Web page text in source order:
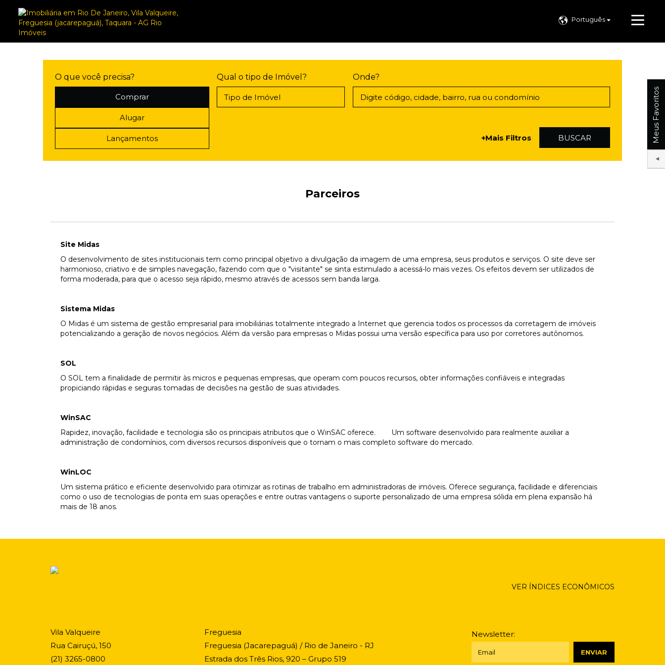
Português
O que você precisa?
Comprar
Alugar
Lançamentos
Qual o tipo de Imóvel? Onde?
+Mais Filtros BUSCAR
Parceiros
Site Midas
O desenvolvimento de sites institucionais tem como principal objetivo a divulgação da imagem de uma empresa, seus produtos e serviços. O site deve ser
harmonioso, criativo e de simples navegação, fazendo com que o "visitante" se sinta estimulado a acessá-lo mais vezes. Os efeitos devem ser utilizados de
forma moderada, para que o acesso seja rápido, mesmo através de acessos sem banda larga.
Sistema Midas
O Midas é um sistema de gestão empresarial para imobiliárias totalmente integrado a Internet que gerencia todos os processos da corretagem de imóveis
potencializando a geração de novos negócios. Além da versão para empresas o Midas possui uma versão específica para uso por corretores autônomos.
SOL
O SOL tem a finalidade de permitir às micros e pequenas empresas, que operam com poucos recursos, obter informações confiáveis e integradas
propiciando rápidas e seguras tomadas de decisões na gestão de suas atividades.
WinSAC
Rapidez, inovação, facilidade e tecnologia são os principais atributos que o WinSAC oferece. Um software desenvolvido para realmente auxiliar a
administração de condomínios, com diversos recursos disponíveis que o tornam o mais completo software do mercado.
WinLOC
Um sistema prático e eficiente desenvolvido para otimizar as rotinas de trabalho em administradoras de imóveis. Oferece segurança, facilidade e diferenciais
como o uso de tecnologias de ponta em suas operações e entre outras vantagens o suporte personalizado de uma empresa sólida em plena expansão há
mais de 18 anos.
VER ÍNDICES ECONÔMICOS
Vila Valqueire
Rua Cairuçú, 150
(21) 3265-0800
Freguesia
Freguesia (Jacarepaguá) / Rio de Janeiro - RJ
Estrada dos Três Rios, 920 – Grupo 519
Newsletter:
Meus Favoritos